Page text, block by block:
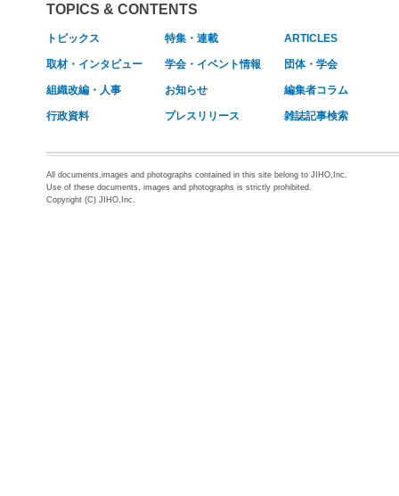
TOPICS & CONTENTS
トピックス 特集・連載 ARTICLES
取材・インタビュー 学会・イベント情報 団体・学会
組織改編・人事 お知らせ 編集者コラム
行政資料 プレスリリース 雑誌記事検索
All documents,images and photographs contained in this site belong to JIHO,Inc.
Use of these documents, images and photographs is strictly prohibited.
Copyright (C) JIHO,Inc.